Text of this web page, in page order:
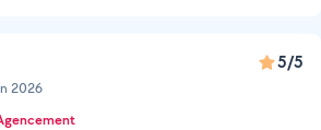
2026
5/5